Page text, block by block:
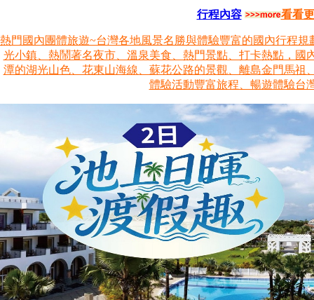
行程內容 看看
熱門國內團體旅遊~台灣各地風景名勝與體驗豐富的國內行程
光小鎮、熱鬧著名夜市、溫泉美食、熱門景點、打卡熱點，
潭的湖光山色、花東山海線、蘇花公路的景觀、離島金門馬祖
體驗活動豐富旅程、暢遊體驗台